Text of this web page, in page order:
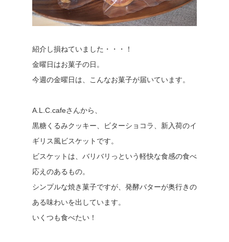
紹介し損ねていました・・・！
金曜日はお菓子の日。
今週の金曜日は、こんなお菓子が届いています。
A.L.C.cafeさんから、
黒糖くるみクッキー、ビターショコラ、新入荷のイ
ギリス風ビスケットです。
ビスケットは、バリバリっという軽快な食感の食べ
応えのあるもの。
シンプルな焼き菓子ですが、発酵バターが奥行きの
ある味わいを出しています。
いくつも食べたい！